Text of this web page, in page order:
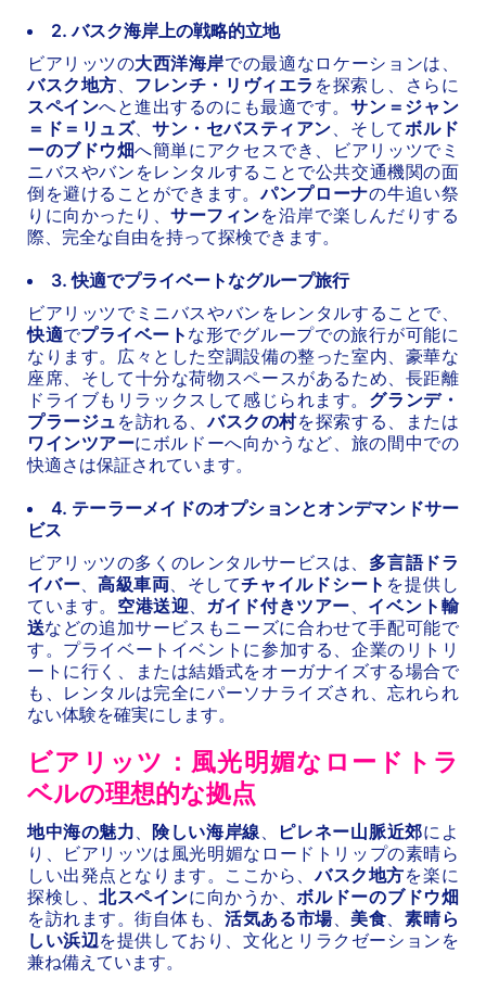
2. バスク海岸上の戦略的立地
ビアリッツの大西洋海岸での最適なロケーションは、
バスク地方、 フレンチ・リヴィエラ を探索し、さらに
スペインへと進出するのにも最適です。 サン＝ジャン
＝ド＝リュズ、 サン・セバスティアン、そしてボルド
ーのブドウ畑へ簡単にアクセスでき、ビアリッツでミ
ニバスやバンをレンタルすることで公共交通機関の面
倒を避けることができます。パンプローナの牛追い祭
りに向かったり、 サーフィンを沿岸で楽しんだりする
際、完全な自由を持って探検できます。
3. 快適でプライベートなグループ旅行
ビアリッツでミニバスやバンをレンタルすることで、
快適でプライベート な形でグループでの旅行が可能に
なります。広々とした空調設備の整った室内、豪華な
座席、そして十分な荷物スペースがあるため、長距離
ドライブもリラックスして感じられます。 グランデ・
プラージュ を訪れる、バスクの村を探索する、または
ワインツアーにボルドーへ向かうなど、旅の間中での
快適さは保証されています。
4. テーラーメイドのオプションとオンデマンドサー
ビス
ビアリッツの多くのレンタルサービスは、 多言語ドラ
イバー、 高級車両、そしてチャイルドシート を提供し
ています。 空港送迎、 ガイド付きツアー、 イベント輸
送などの追加サービスもニーズに合わせて手配可能で
す。プライベートイベントに参加する、企業のリトリ
ートに行く、または結婚式をオーガナイズする場合で
も、レンタルは完全にパーソナライズされ、忘れられ
ない体験を確実にします。
ビアリッツ：風光明媚なロードトラ
ベルの理想的な拠点
地中海の魅力、 険しい海岸線、 ピレネー山脈近郊によ
り、ビアリッツは風光明媚なロードトリップの素晴ら
しい出発点となります。ここから、バスク地方を楽に
探検し、 北スペインに向かうか、 ボルドーのブドウ畑
を訪れます。街自体も、 活気ある市場、 美食、 素晴ら
しい浜辺を提供しており、文化とリラクゼーションを
兼ね備えています。